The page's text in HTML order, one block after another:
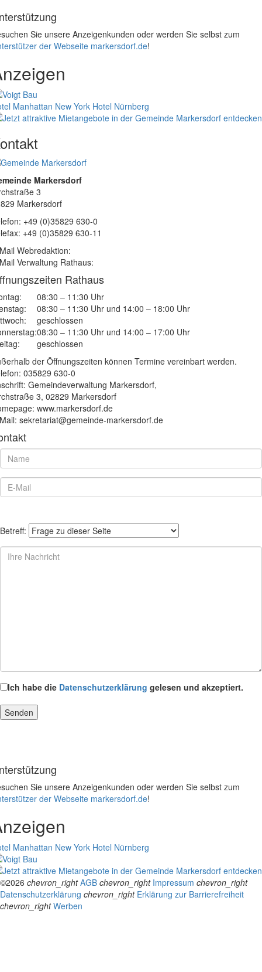
Sie unsere Anzeigenkunden oder werden Sie selbst zum
der Webseite markersdorf.de!
Manhattan New York Hotel Nürnberg
Markersdorf
3
Markersdorf
+49 (0)35829 630-0
+49 (0)35829 630-11
Webredaktion:
Verwaltung Rathaus:
Rathaus
08:30 – 11:30 Uhr
08:30 – 11:30 Uhr und 14:00 – 18:00 Uhr
geschlossen
08:30 – 11:30 Uhr und 14:00 – 17:00 Uhr
geschlossen
der Öffnungszeiten können Termine vereinbart werden.
035829 630-0
Gemeindeverwaltung Markersdorf,
3, 02829 Markersdorf
www.markersdorf.de
sekretariat@gemeinde-markersdorf.de
Betreff:
Ich habe die Datenschutzerklärung gelesen und akzeptiert.
Sie unsere Anzeigenkunden oder werden Sie selbst zum
der Webseite markersdorf.de!
Manhattan New York Hotel Nürnberg
©2026 chevron_right AGB chevron_right Impressum chevron_right
Datenschutzerklärung chevron_right Erklärung zur Barrierefreiheit
chevron_right Werben